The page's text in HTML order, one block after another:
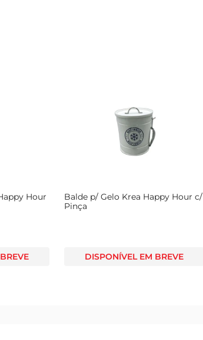
Hour
Balde p/ Gelo Krea Happy Hour c/
Pinça
DISPONÍVEL EM BREVE